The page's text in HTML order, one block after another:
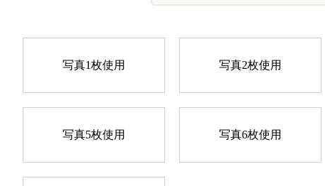
写真1枚使用 写真2枚使用
写真5枚使用 写真6枚使用